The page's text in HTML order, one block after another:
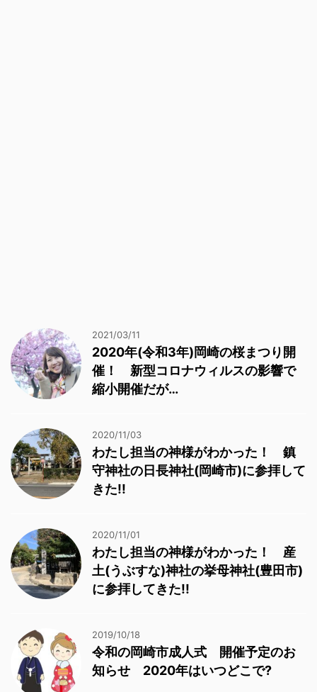
2021/03/11
2020年(令和3年)岡崎の桜まつり開
催！ 新型コロナウィルスの影響で
縮小開催だが…
2020/11/03
わたし担当の神様がわかった！ 鎮
守神社の日長神社(岡崎市)に参拝して
きた!!
2020/11/01
わたし担当の神様がわかった！ 産
土(うぶすな)神社の挙母神社(豊田市)
に参拝してきた!!
2019/10/18
令和の岡崎市成人式 開催予定のお
知らせ 2020年はいつどこで?